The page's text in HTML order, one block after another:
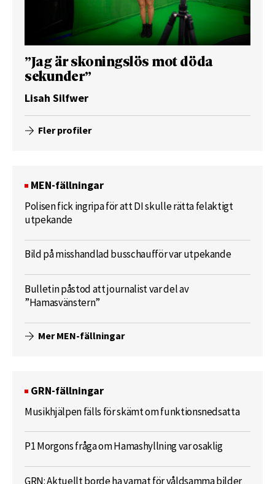
”Jag är skoningslös mot döda
sekunder”
Lisah Silfwer
Fler profiler
MEN-fällningar
Polisen fick ingripa för att DI skulle rätta felaktigt
utpekande
Bild på misshandlad busschaufför var utpekande
Bulletin påstod att journalist var del av
”Hamasvänstern”
Mer MEN-fällningar
GRN-fällningar
Musikhjälpen fälls för skämt om funktionsnedsatta
P1 Morgons fråga om Hamashyllning var osaklig
GRN: Aktuellt borde ha varnat för våldsamma bilder